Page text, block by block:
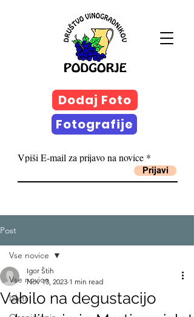
Dodaj Foto
Fotografije
Vpiši E-mail za prijavo na novice
Prijavi
Post
Vse novice
Izleti
Vse novice
Vabilo na degustacijo
Igor Štih
Nov 13, 2023 1 min read